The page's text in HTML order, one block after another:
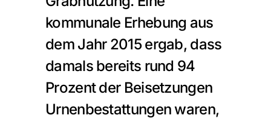
kommunale Erhebung aus
dem Jahr 2015 ergab, dass
damals bereits rund 94
Prozent der Beisetzungen
Urnenbestattungen waren,